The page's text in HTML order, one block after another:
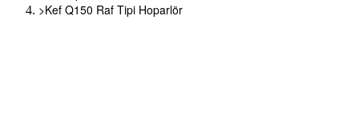
>Kef Q150 Raf Tipi Hoparlör